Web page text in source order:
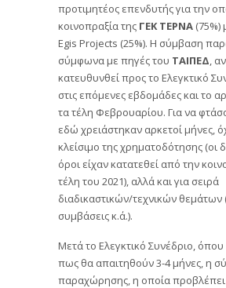
προτιμητέος επενδυτής για την
κοινοπραξία της ΓΕΚ ΤΕΡΝΑ (75%)
Egis Projects (25%). Η σύμβαση
σύμφωνα με πηγές του ΤΑΙΠΕΔ,
κατευθυνθεί προς το Ελεγκτικό
στις επόμενες εβδομάδες και το
τα τέλη Φεβρουαρίου. Για να
εδώ χρειάστηκαν αρκετοί μήνες,
κλείσιμο της χρηματοδότησης (οι
όροι είχαν κατατεθεί από την
τέλη του 2021), αλλά και για σειρά
διαδικαστικών/τεχνικών θεμάτων
συμβάσεις κ.ά.).
Μετά το Ελεγκτικό Συνέδριο, όπου
πως θα απαιτηθούν 3-4 μήνες, η
παραχώρησης, η οποία προβλέπει